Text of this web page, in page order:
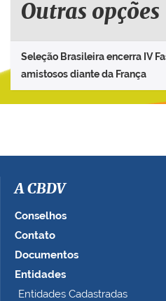
Outras opções
Seleção Brasileira encerra IV
amistosos diante da França
A CBDV
Conselhos
Contato
Documentos
Entidades
Entidades Cadastradas